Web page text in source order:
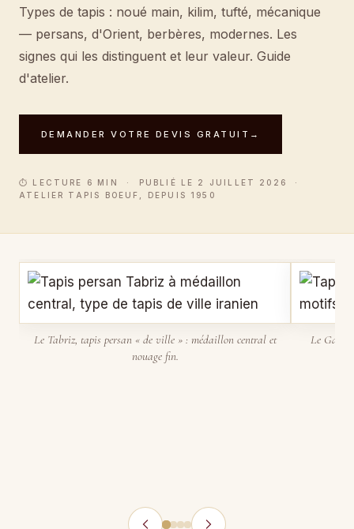
Types de tapis : noué main, kilim, tufté, mécanique
— persans, d'Orient, berbères, modernes. Les
signes qui les distinguent et leur valeur. Guide
d'atelier.
DEMANDER VOTRE DEVIS GRATUIT →
⏱ LECTURE 6 MIN · PUBLIÉ LE 2 JUILLET 2026 ·
ATELIER TAPIS BOEUF, DEPUIS 1950
Le Tabriz, tapis persan « de ville » : médaillon central et
nouage fin.
Le